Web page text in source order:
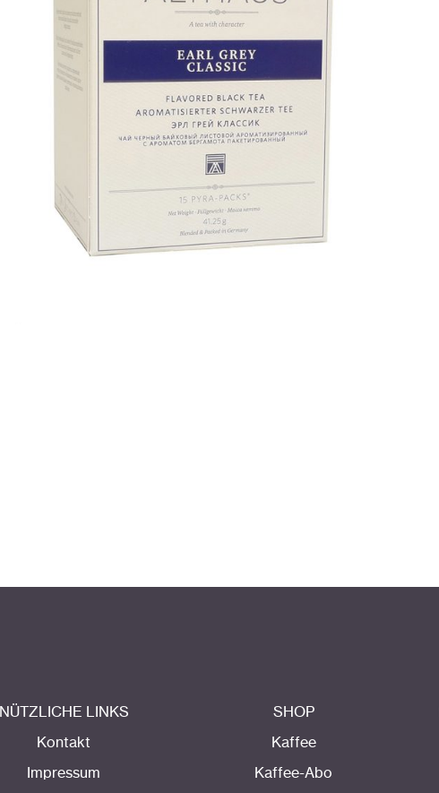
NÜTZLICHE LINKS
Kontakt
Impressum
SHOP
Kaffee
Kaffee-Abo